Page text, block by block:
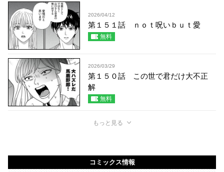
2026/04/12
第１５１話 ｎｏｔ呪いｂｕｔ愛
無料
2026/03/29
第１５０話 この世で君だけ大不正
解
無料
もっと見る
コミックス情報